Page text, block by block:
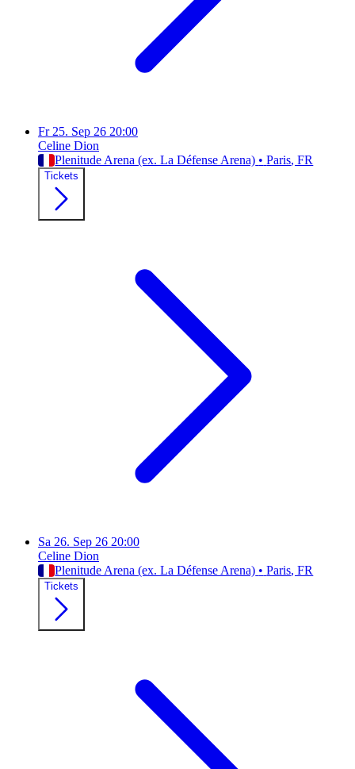
Fr 25. Sep 26 20:00
Celine Dion
Plenitude Arena (ex. La Défense Arena) • Paris, FR
Tickets
Sa 26. Sep 26 20:00
Celine Dion
Plenitude Arena (ex. La Défense Arena) • Paris, FR
Tickets